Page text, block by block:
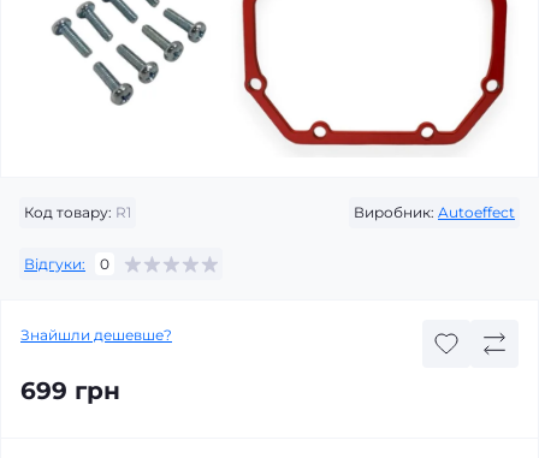
Код товару: R1 Виробник: Autoeffect
Відгуки: 0
Знайшли дешевше?
699 грн